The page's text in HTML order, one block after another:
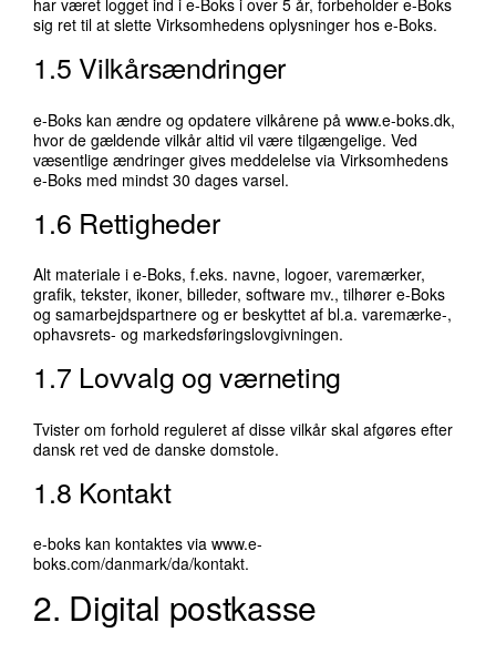
har været logget ind i e-Boks i over 5 år, forbeholder e-Boks
sig ret til at slette Virksomhedens oplysninger hos e-Boks.
1.5 Vilkårsændringer
e-Boks kan ændre og opdatere vilkårene på www.e-boks.dk,
hvor de gældende vilkår altid vil være tilgængelige. Ved
væsentlige ændringer gives meddelelse via Virksomhedens
e-Boks med mindst 30 dages varsel.
1.6 Rettigheder
Alt materiale i e-Boks, f.eks. navne, logoer, varemærker,
grafik, tekster, ikoner, billeder, software mv., tilhører e-Boks
og samarbejdspartnere og er beskyttet af bl.a. varemærke-,
ophavsrets- og markedsføringslovgivningen.
1.7 Lovvalg og værneting
Tvister om forhold reguleret af disse vilkår skal afgøres efter
dansk ret ved de danske domstole.
1.8 Kontakt
e-boks kan kontaktes via www.e-
boks.com/danmark/da/kontakt.
2. Digital postkasse